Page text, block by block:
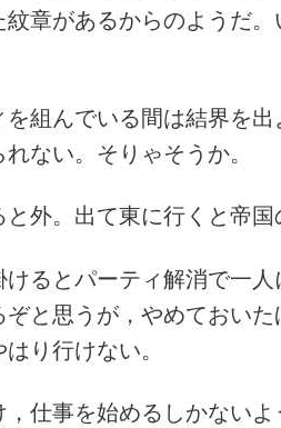
章があるからのようだ
組んでいる間は結界を
ない。そりゃそうか。
外。出て東に行くと帝
るとパーティ解消で一
ぞと思うが，やめておい
り行けない。
仕事を始めるしかない